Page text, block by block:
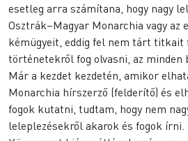
esetleg arra számítana, hogy nagy
Osztrák–Magyar Monarchia vagy az
kémügyeit, eddig fel nem tárt
történetekről fog olvasni, az minden
Már a kezdet kezdetén, amikor
Monarchia hírszerző (felderítő) és
fogok kutatni, tudtam, hogy nem
leleplezésekről akarok és fogok írni.